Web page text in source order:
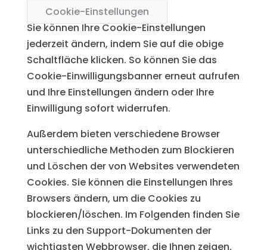
Cookie-Einstellungen
Sie können Ihre Cookie-Einstellungen
jederzeit ändern, indem Sie auf die obige
Schaltfläche klicken. So können Sie das
Cookie-Einwilligungsbanner erneut aufrufen
und Ihre Einstellungen ändern oder Ihre
Einwilligung sofort widerrufen.
Außerdem bieten verschiedene Browser
unterschiedliche Methoden zum Blockieren
und Löschen der von Websites verwendeten
Cookies. Sie können die Einstellungen Ihres
Browsers ändern, um die Cookies zu
blockieren/löschen. Im Folgenden finden Sie
Links zu den Support-Dokumenten der
wichtigsten Webbrowser, die Ihnen zeigen,